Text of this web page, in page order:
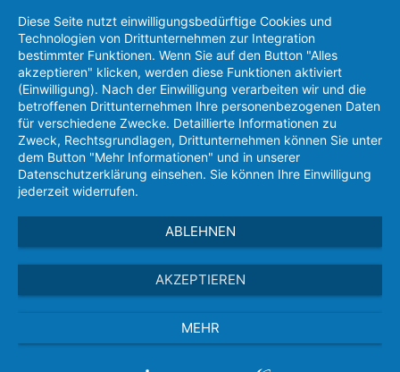
E-Mail Datenschutz
Barrierefreiheit
© 2026 - Albert-Schweitzer-Gymnasium Laichingen
Schulträger: Stadt Laichingen
Konzeption: mediapowder®
Diese Seite nutzt einwilligungsbedürftige Cookies und
Technologien von Drittunternehmen zur Integration
bestimmter Funktionen. Wenn Sie auf den Button "Alles
akzeptieren" klicken, werden diese Funktionen aktiviert
(Einwilligung). Nach der Einwilligung verarbeiten wir und die
betroffenen Drittunternehmen Ihre personenbezogenen Daten
für verschiedene Zwecke. Detaillierte Informationen zu
Zweck, Rechtsgrundlagen, Drittunternehmen können Sie unter
dem Button "Mehr Informationen" und in unserer
Datenschutzerklärung einsehen. Sie können Ihre Einwilligung
jederzeit widerrufen.
ABLEHNEN
AKZEPTIEREN
MEHR